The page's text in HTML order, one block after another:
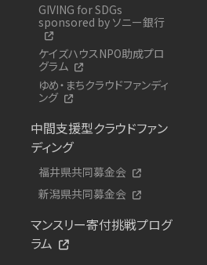
GIVING for SDGs
sponsored by ソニー銀行
ケイズハウスNPO助成プロ
グラム
ゆめ・まちクラウドファンディ
ング
中間支援型クラウドファン
ディング
福井県共同募金会
新潟県共同募金会
マンスリー寄付挑戦プログ
ラム